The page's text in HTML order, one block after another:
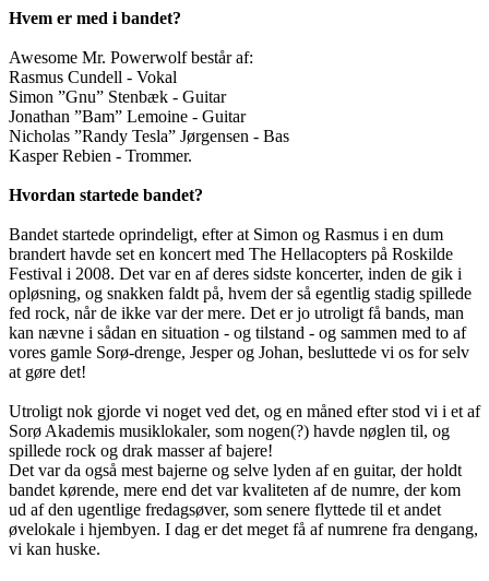
Hvem er med i bandet?
Awesome Mr. Powerwolf består af:
Rasmus Cundell - Vokal
Simon ”Gnu” Stenbæk - Guitar
Jonathan ”Bam” Lemoine - Guitar
Nicholas ”Randy Tesla” Jørgensen - Bas
Kasper Rebien - Trommer.
Hvordan startede bandet?
Bandet startede oprindeligt, efter at Simon og Rasmus i en dum
brandert havde set en koncert med The Hellacopters på Roskilde
Festival i 2008. Det var en af deres sidste koncerter, inden de gik i
opløsning, og snakken faldt på, hvem der så egentlig stadig spillede
fed rock, når de ikke var der mere. Det er jo utroligt få bands, man
kan nævne i sådan en situation - og tilstand - og sammen med to af
vores gamle Sorø-drenge, Jesper og Johan, besluttede vi os for selv
at gøre det!
Utroligt nok gjorde vi noget ved det, og en måned efter stod vi i et af
Sorø Akademis musiklokaler, som nogen(?) havde nøglen til, og
spillede rock og drak masser af bajere!
Det var da også mest bajerne og selve lyden af en guitar, der holdt
bandet kørende, mere end det var kvaliteten af de numre, der kom
ud af den ugentlige fredagsøver, som senere flyttede til et andet
øvelokale i hjembyen. I dag er det meget få af numrene fra dengang,
vi kan huske.